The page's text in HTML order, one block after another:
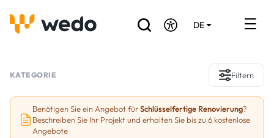
DE
Referenzen
KATEGORIE Filtern
Benötigen Sie ein Angebot fürSchlüsselfertige Renovierung?
Beschreiben Sie Ihr Projekt und erhalten Sie bis zu 6 kostenlose
Angebote